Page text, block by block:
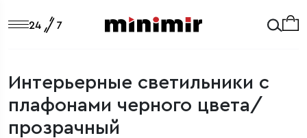
Интерьерные светильники с
плафонами черного цвета/
прозрачный